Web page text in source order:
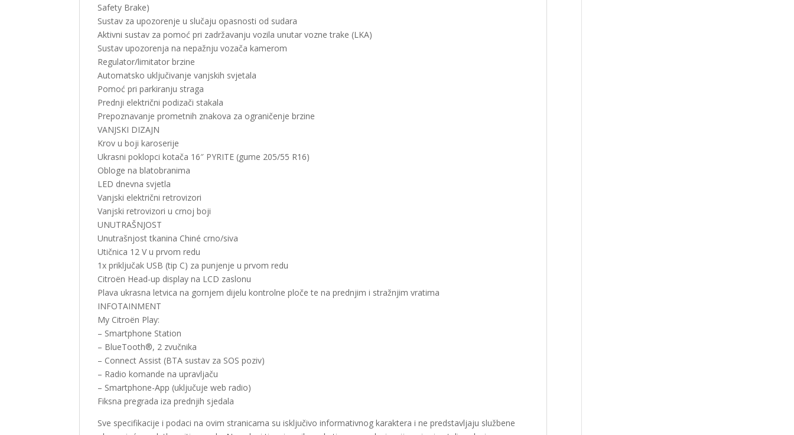
Safety Brake)
Sustav za upozorenje u slučaju opasnosti od sudara
Aktivni sustav za pomoć pri zadržavanju vozila unutar vozne trake (LKA)
Sustav upozorenja na nepažnju vozača kamerom
Regulator/limitator brzine
Automatsko uključivanje vanjskih svjetala
Pomoć pri parkiranju straga
Prednji električni podizači stakala
Prepoznavanje prometnih znakova za ograničenje brzine
VANJSKI DIZAJN
Krov u boji karoserije
Ukrasni poklopci kotača 16″ PYRITE (gume 205/55 R16)
Obloge na blatobranima
LED dnevna svjetla
Vanjski električni retrovizori
Vanjski retrovizori u crnoj boji
UNUTRAŠNJOST
Unutrašnjost tkanina Chiné crno/siva
Utičnica 12 V u prvom redu
1x priključak USB (tip C) za punjenje u prvom redu
Citroën Head-up display na LCD zaslonu
Plava ukrasna letvica na gornjem dijelu kontrolne ploče te na prednjim i stražnjim vratima
INFOTAINMENT
My Citroën Play:
– Smartphone Station
– BlueTooth®, 2 zvučnika
– Connect Assist (BTA sustav za SOS poziv)
– Radio komande na upravljaču
– Smartphone-App (uključuje web radio)
Fiksna pregrada iza prednjih sjedala
Sve specifikacije i podaci na ovim stranicama su isključivo informativnog karaktera i ne predstavljaju službene